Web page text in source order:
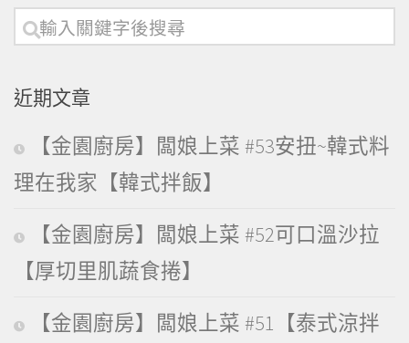
近期文章
【金園廚房】闆娘上菜 #53安扭~韓式料
理在我家【韓式拌飯】
【金園廚房】闆娘上菜 #52可口溫沙拉
【厚切里肌蔬食捲】
【金園廚房】闆娘上菜 #51【泰式涼拌